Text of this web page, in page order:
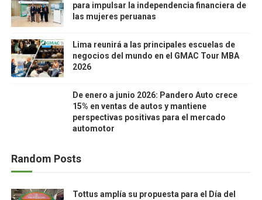
para impulsar la independencia financiera de
las mujeres peruanas
Lima reunirá a las principales escuelas de
negocios del mundo en el GMAC Tour MBA
2026
De enero a junio 2026: Pandero Auto crece
15% en ventas de autos y mantiene
perspectivas positivas para el mercado
automotor
Random Posts
Tottus amplía su propuesta para el Día del